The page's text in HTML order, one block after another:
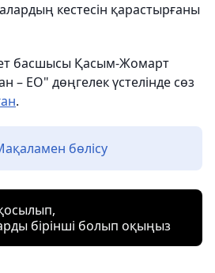
кестесін қарастырғаны
басшысы Қасым-Жомарт
– ЕО" дөңгелек үстелінде сөз
.
бөлісу
бірінші болып оқыңыз